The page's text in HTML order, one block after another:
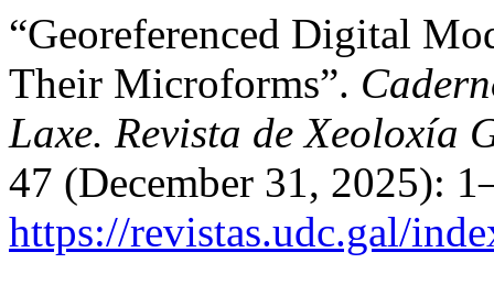
“Georeferenced Digital
Their Microforms”.
Laxe. Revista de Xeoloxía
47 (December 31, 2025):
https://revistas.udc.gal/